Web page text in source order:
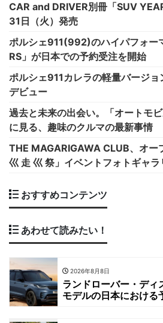
CAR and DRIVER別冊「SUV
31日（火）発売
ポルシェ911(992)のハイパフォー
RS」が日本での予約受注を開始
ポルシェ911カレラの軽量バージ
デビュー
過去と未来の出会い。「オートモ
に見る、趣味のクルマの最新事情
THE MAGARIGAWA CLUB、オー
巛 走 巛 祭」イベントフォトギャラ
おすすめコンテンツ
あわせて読みたい！
2026年8月8日
ランドローバー・デ
モデルの日本における